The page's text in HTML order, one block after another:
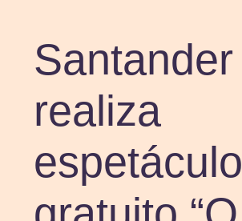
Santander
realiza
espetáculo